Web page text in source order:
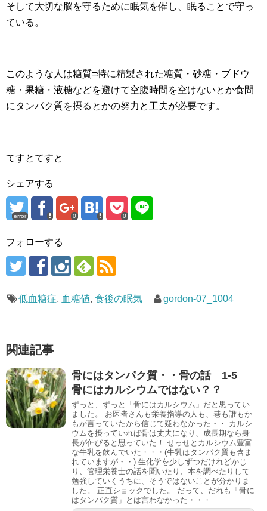
そして大切な脳を守るために眠気を催し、眠ることで守っ
ている。
このような人は糖質=特に精製された糖質・砂糖・ブドウ
糖・果糖・液糖などを避けて空腹時間を空けないとか食間
にタンパク質を摂るとかの努力と工夫が必要です。
てすとてすと
シェアする
error 0 0
フォローする
低血糖症, 血糖値, 食後の眠気 gordon-07_1004
関連記事
骨にはタンパク質・・骨の話 1-5
骨にはカルシウムではない？？
ずっと、ずっと「骨にはカルシウム」だと思ってい
ました。 お医者さんも栄養指導の人も、巷も誰もか
もが言っていたから信じて疑わなかった・・ カルシ
ウムを摂っていれば骨は丈夫になり、成長期なら身
長が伸びると思っていた！ せっせとカルシウム豊富
な牛乳を飲んでいた・・・(牛乳はタンパク質も含ま
れていますが・・) 生化学を少しずつだけれどかじ
り、管理栄養士の話を聞いたり、本を調べたりして
勉強していくうちに、そうではないことが分かりま
した。 正直ショックでした。 だって、だれも「骨に
はタンパク質」とは言わなかった・・・